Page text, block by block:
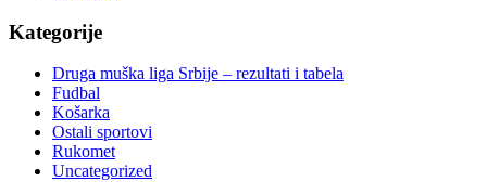
Kategorije
Druga muška liga Srbije – rezultati i tabela
Fudbal
Košarka
Ostali sportovi
Rukomet
Uncategorized